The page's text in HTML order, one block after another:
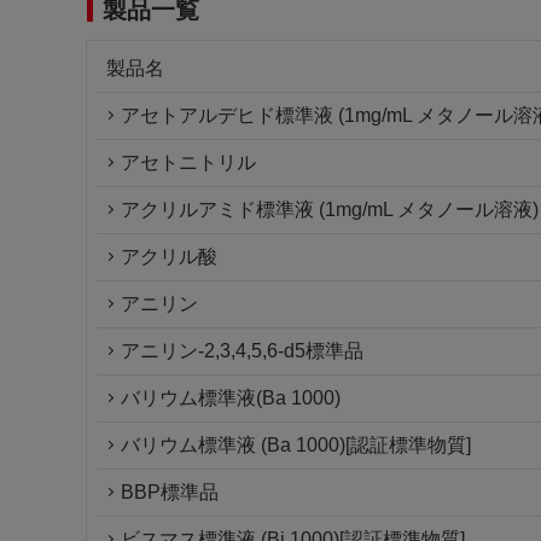
製品一覧
製品名
アセトアルデヒド標準液 (1mg/mL メタノール溶
アセトニトリル
アクリルアミド標準液 (1mg/mL メタノール溶液)
アクリル酸
アニリン
アニリン-2,3,4,5,6-d5標準品
バリウム標準液(Ba 1000)
バリウム標準液 (Ba 1000)[認証標準物質]
BBP標準品